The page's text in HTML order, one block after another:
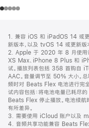
页
页
脚
注
1. 兼容 iOS 和 iPadOS 14 或
新版本，以及 tvOS 14 或更新版
2. Apple 于 2020 年 8 月使用
XS Max、iPhone 8 Plus 和
试。播放列表包括 358 首购自
AAC。音量调节至 50% 大小。
频时对 Beats Flex 电池进行完
试内容包括：将电池电量已耗尽
Beats Flex 停止播放。电池续航
有所差异。
3. 需要使用 iCloud 账户以及
4. 音频共享功能兼容 Beats